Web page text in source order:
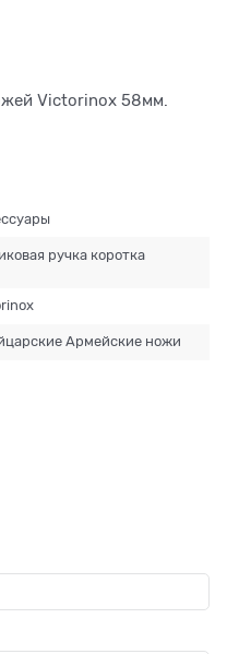
Victorinox 58мм.
ручка коротка
Армейские ножи